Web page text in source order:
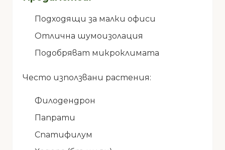
Подходящи за малки офиси
Отлична шумоизолация
Подобряват микроклимата
Често използвани растения:
Филодендрон
Папрати
Спатифилум